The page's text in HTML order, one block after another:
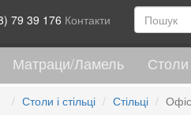
79 39 176 Контакти
Матраци/Ламель Столи
Столи і стільці Стільці